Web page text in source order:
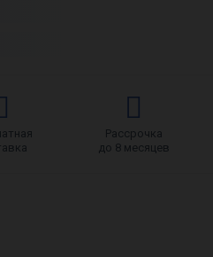
Рассрочка
до 8 месяцев